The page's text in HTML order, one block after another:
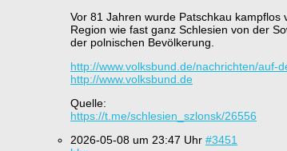
Vor 81 Jahren wurde Patschkau
Region wie fast ganz Schlesien von der
der polnischen Bevölkerung.
http://www.volksbund.de/nachrichten/auf-
http://www.volksbund.de
Quelle:
https://t.me/schlesien_szlonsk/26556
2026-05-08 um 23:47 Uhr #3451